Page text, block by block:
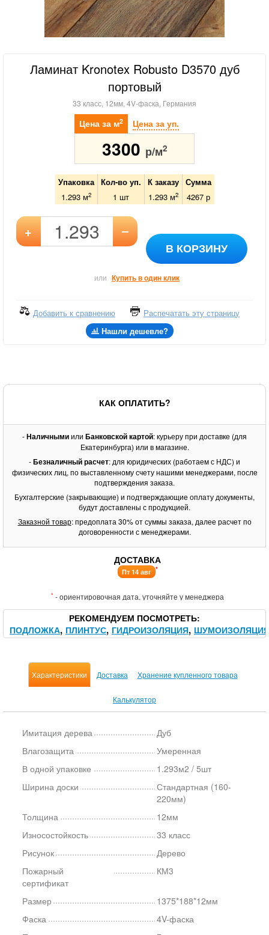
Ламинат Kronotex Robusto D3570 дуб
портовый
33 класс, 12мм, 4V-фаска, Германия
Цена за м2 Цена за уп.
3300 р/м2
Упаковка Кол-во уп. К заказу
Сумма
1.293 м2 1 шт 1.293м2 4267р
+ –
В КОРЗИНУ
или Купить в один клик
Добавить к сравнению
Распечатать эту страницу
Нашли дешевле?
КАК ОПЛАТИТЬ?
-Наличнымиили Банковской картой: курьеру при доставке (для
Екатеринбурга) или в магазине.
-Безналичный расчет: для юридических (работаем с НДС) и
физических лиц, по выставленному счету нашими менеджерами, после
подтверждения заказа.
Бухгалтерские (закрывающие) и подтверждающие оплату документы,
будут доставлены с продукцией.
Заказной товар: предоплата 30% от суммы заказа, далее расчет по
договоренности с менеджерами.
ДОСТАВКА
Пт 14 авг *
* - ориентировочная дата, уточняйте у менеджера
РЕКОМЕНДУЕМ ПОСМОТРЕТЬ
ПОДЛОЖКА ПЛИНТУС ГИДРОИЗОЛЯЦИЯ ШУМОИЗОЛЯЦИЯ
Характеристики Доставка Хранение купленного товара
Калькулятор
Имитация дерева
Дуб
Влагозащита
Умеренная
В одной упаковке
1.293м2 / 5шт
Ширина доски
Стандартная (160-
220мм)
Толщина
12мм
Износостойкость
33 класс
Рисунок
Дерево
Пожарный
сертификат
КМ3
Размер
1375*188*12мм
Фаска
4V-фаска